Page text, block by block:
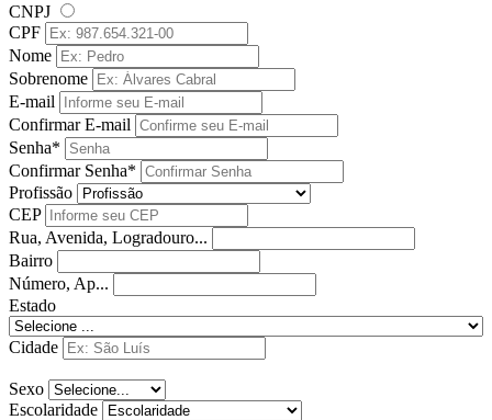
CNPJ
CPF
Nome
Sobrenome
E-mail
Confirmar E-mail
Senha*
Confirmar Senha*
Profissão
CEP
Rua, Avenida, Logradouro...
Bairro
Número, Ap...
Estado
Cidade
Sexo
Escolaridade